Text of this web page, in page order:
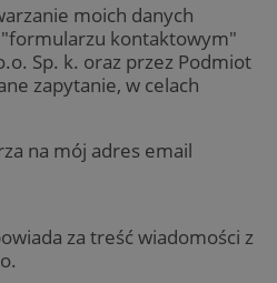
moich danych
kontaktowym"
Sp. k. oraz przez Podmiot
zapytanie, w celach
na mój adres email
za treść wiadomości z